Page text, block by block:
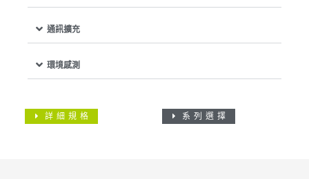
通訊擴充
環境感測
詳細規格 系列選擇